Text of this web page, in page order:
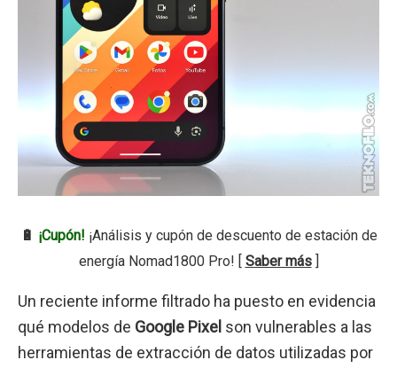
🔋 ¡Cupón! ¡Análisis y cupón de descuento de estación de
energía Nomad1800 Pro! [ Saber más]
Un reciente informe filtrado ha puesto en evidencia
qué modelos de Google Pixel son vulnerables a las
herramientas de extracción de datos utilizadas por